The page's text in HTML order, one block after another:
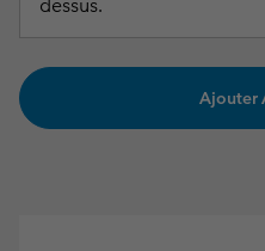
dessus.
Ajouter